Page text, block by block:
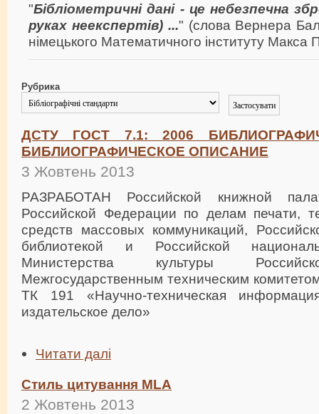
"Бібліометричні дані - це небезпечна
руках неекспертів) ..." (слова Вернера
німецького Математичного інституту Макса
Рубрика
ДСТУ ГОСТ 7.1: 2006
БИБЛИОГРАФИЧЕСКОЕ ОПИСАНИЕ
3 Жовтень 2013
РАЗРАБОТАН Российской книжной
Российской Федерации по делам печати,
средств массовых коммуникаций,
библиотекой и Российской
Министерства культуры
Межгосударственным техническим
ТК 191 «Научно-техническая
издательское дело»
Читати далі
Стиль цитування MLA
2 Жовтень 2013